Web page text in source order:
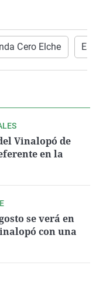
Cero Elche
Vinalopó de
en la
se verá en
con una